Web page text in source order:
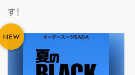
す！
NEW